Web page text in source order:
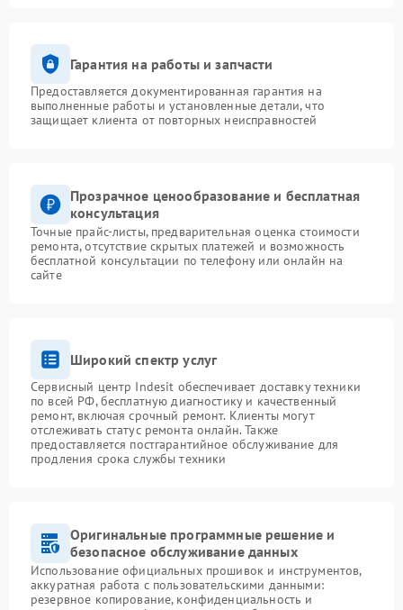
Гарантия на работы и запчасти
Предоставляется документированная гарантия на
выполненные работы и установленные детали, что
защищает клиента от повторных неисправностей
Прозрачное ценообразование и бесплатная
консультация
Точные прайс-листы, предварительная оценка стоимости
ремонта, отсутствие скрытых платежей и возможность
бесплатной консультации по телефону или онлайн на
сайте
Широкий спектр услуг
Сервисный центр Indesit обеспечивает доставку техники
по всей РФ, бесплатную диагностику и качественный
ремонт, включая срочный ремонт. Клиенты могут
отслеживать статус ремонта онлайн. Также
предоставляется постгарантийное обслуживание для
продления срока службы техники
Оригинальные программные решение и
безопасное обслуживание данных
Использование официальных прошивок и инструментов,
аккуратная работа с пользовательскими данными:
резервное копирование, конфиденциальность и